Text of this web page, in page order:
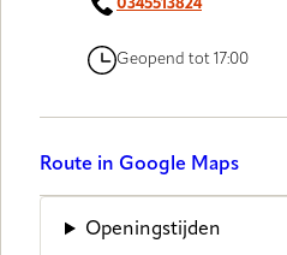
0345513824
Geopend tot 17:00
Route in Google Maps
Openingstijden